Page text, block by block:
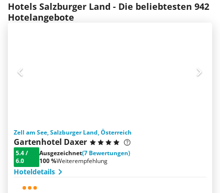
Hotels Salzburger Land - Die beliebtesten 942
Hotelangebote
Zell am See, Salzburger Land, Österreich
Gartenhotel Daxer
5.4/
6.0
Ausgezeichnet(7 Bewertungen)
100 %Weiterempfehlung
Hoteldetails